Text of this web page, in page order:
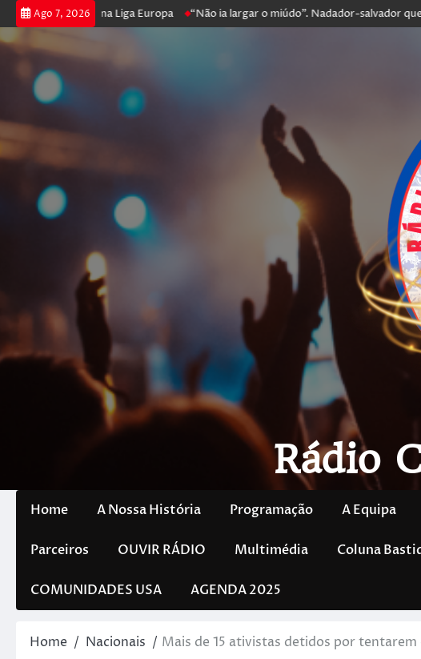
Ago 7, 2026
prossegue na Liga Europa “Não ia largar o miúdo”. Nadador-salvador que
Rádio
Home A Nossa História Programação A Equipa
Parceiros OUVIR RÁDIO Multimédia Coluna
COMUNIDADES USA AGENDA 2025
Home Nacionais Mais de 15 ativistas detidos por